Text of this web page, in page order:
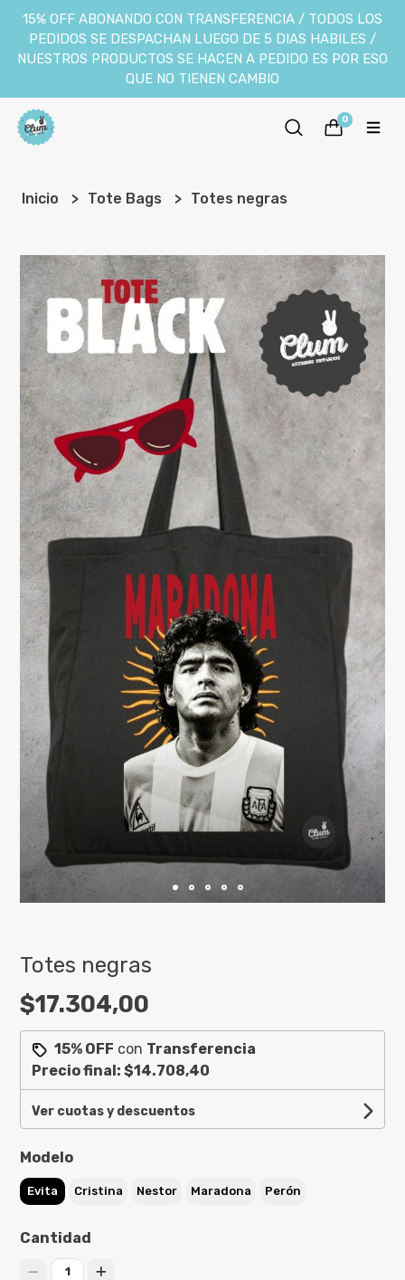
15% OFF ABONANDO CON TRANSFERENCIA / TODOS LOS
PEDIDOS SE DESPACHAN LUEGO DE 5 DIAS HABILES /
NUESTROS PRODUCTOS SE HACEN A PEDIDO ES POR ESO
QUE NO TIENEN CAMBIO
0
Inicio Tote Bags Totes negras
Totes negras
$17.304,00
15% OFF con Transferencia
Precio final:$14.708,40
Ver cuotas y descuentos
Modelo
Evita Cristina Nestor Maradona Perón
Cantidad
1